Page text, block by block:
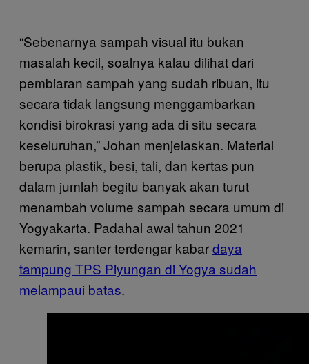
“Sebenarnya sampah visual itu bukan
masalah kecil, soalnya kalau dilihat dari
pembiaran sampah yang sudah ribuan, itu
secara tidak langsung menggambarkan
kondisi birokrasi yang ada di situ secara
keseluruhan,” Johan menjelaskan. Material
berupa plastik, besi, tali, dan kertas pun
dalam jumlah begitu banyak akan turut
menambah volume sampah secara umum di
Yogyakarta. Padahal awal tahun 2021
kemarin, santer terdengar kabardaya
tampung TPS Piyungan di Yogya sudah
melampaui batas.